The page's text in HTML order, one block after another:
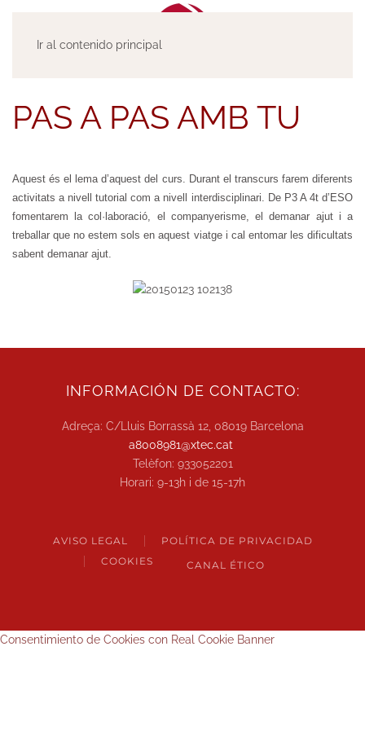
Ir al contenido principal
PAS A PAS AMB TU
Aquest és el lema d’aquest del curs. Durant el transcurs farem diferents
activitats a nivell tutorial com a nivell interdisciplinari. De P3 A 4t d’ESO
fomentarem la col·laboració, el companyerisme, el demanar ajut i a
treballar que no estem sols en aquest viatge i cal entomar les dificultats
sabent demanar ajut.
INFORMACIÓN DE CONTACTO:
Adreça: C/Lluis Borrassà 12, 08019 Barcelona
a8008981@xtec.cat
Telèfon: 933052201
Horari: 9-13h i de 15-17h
AVISO LEGAL
POLÍTICA DE PRIVACIDAD
COOKIES
CANAL ÉTICO
Consentimiento de Cookies con Real Cookie Banner